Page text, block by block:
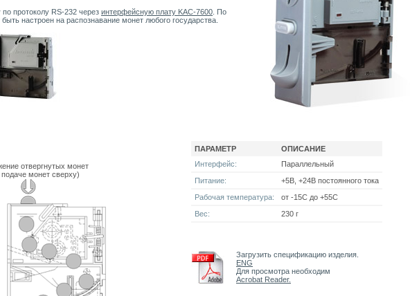
протоколу RS-232 через интерфейсную плату KAC-7600 . По
настроен на распознавание монет любого государства.
ПАРАМЕТР
ОПИСАНИЕ
Интерфейс:
Параллельный
Питание:
+5В, +24В постоянного тока
Рабочая температура:
от -15С до +55С
Вес:
230 г
Загрузить спецификацию изделия.
ENG
Для просмотра необходим
Acrobat Reader.
отвергнутых монет
монет сверху)